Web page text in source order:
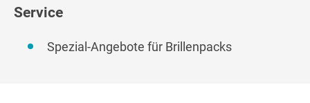
Service
Spezial-Angebote für Brillenpacks